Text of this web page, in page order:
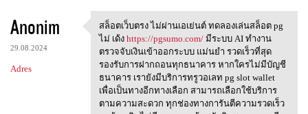
Anonim
29.08.2024
Adres
สล็อตเว็บตรง ไม่ผ่านเอเย่นต์
สล็อตเว็บตรง ไม่ผ่านเอเย่นต์ ทดลองเล่นสล็อต pg
ไม่ เด้ง https://pgsumo.com/มีระบบ AI ทำงาน
ตรวจจับเงินเข้าออกระบบ แม่นยำ รวดเร็วที่สุด
รองรับการฝากถอนทุกธนาคาร หากใครไม่มีบัญชี
ธนาคาร เรายังมีบริการทรูวอเลท pg slot wallet
เพื่อเป็นทางอีกทางเลือก สามารถเลือกใช้บริการ
ตามความสะดวก ทุกช่องทางการันตีความรวดเร็ว